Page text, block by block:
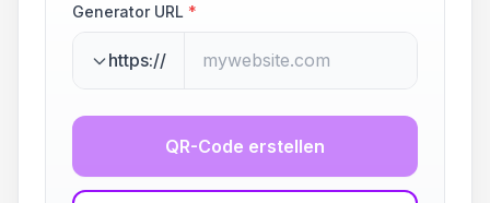
Generator URL *
https://
QR-Code erstellen